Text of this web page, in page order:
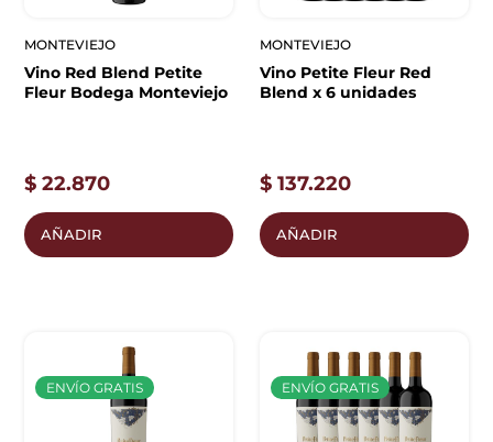
MONTEVIEJO
Vino Red Blend Petite
Fleur Bodega Monteviejo
$ 22.870
AÑADIR
MONTEVIEJO
Vino Petite Fleur Red
Blend x 6 unidades
$ 137.220
AÑADIR
ENVÍO GRATIS ENVÍO GRATIS